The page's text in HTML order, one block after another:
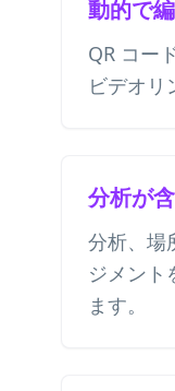
動的で
QR コー
ビデオリ
分析が
分析、場
ジメント
ます。